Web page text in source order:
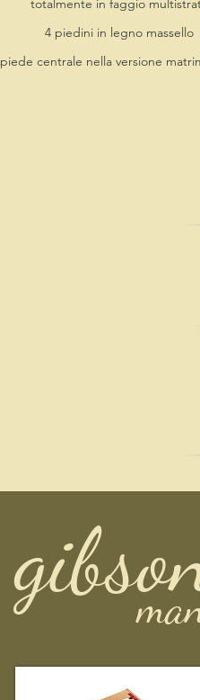
totalmente in faggio
4 piedini in legno massello
piede centrale nella versione